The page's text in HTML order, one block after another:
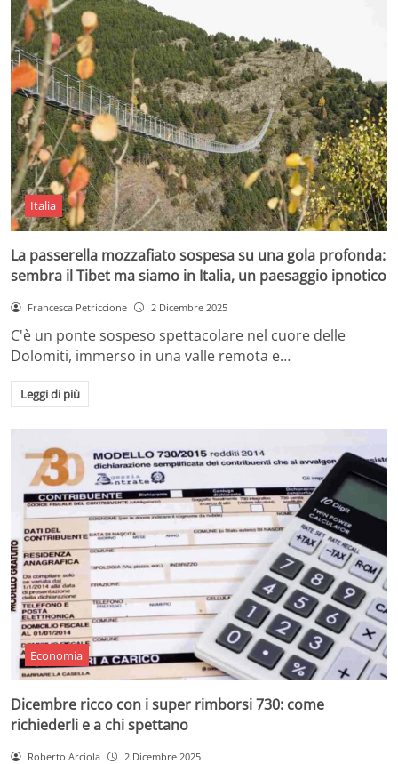
Italia
La passerella mozzafiato sospesa su una gola profonda:
sembra il Tibet ma siamo in Italia, un paesaggio ipnotico
Francesca Petriccione 2 Dicembre 2025
C'è un ponte sospeso spettacolare nel cuore delle
Dolomiti, immerso in una valle remota e…
Leggi di più
Economia
Dicembre ricco con i super rimborsi 730: come
richiederli e a chi spettano
Roberto Arciola 2 Dicembre 2025